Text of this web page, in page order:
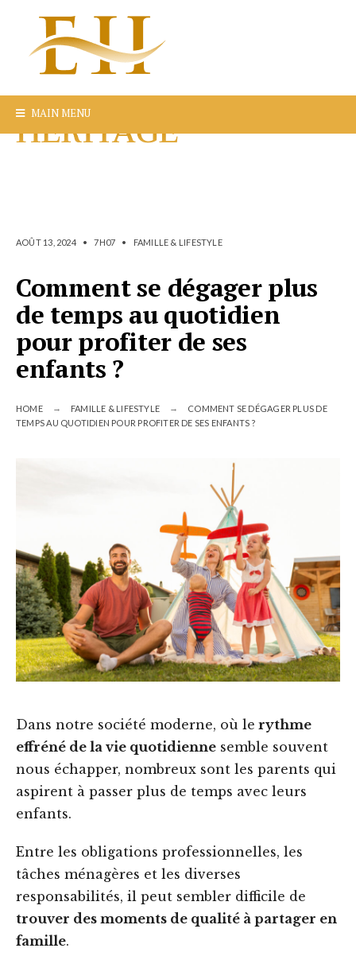
MAIN MENU
AOÛT 13, 2024 • 7H07 • FAMILLE & LIFESTYLE
Comment se dégager plus
de temps au quotidien
pour profiter de ses
enfants ?
HOME FAMILLE & LIFESTYLE
COMMENT SE DÉGAGER PLUS DE
TEMPS AU QUOTIDIEN POUR PROFITER DE SES ENFANTS ?
Dans notre société moderne, où le rythme
effréné de la vie quotidienne semble souvent
nous échapper, nombreux sont les parents qui
aspirent à passer plus de temps avec leurs
enfants.
Entre les obligations professionnelles, les
tâches ménagères et les diverses
responsabilités, il peut sembler difficile de
trouver des moments de qualité à partager en
famille.